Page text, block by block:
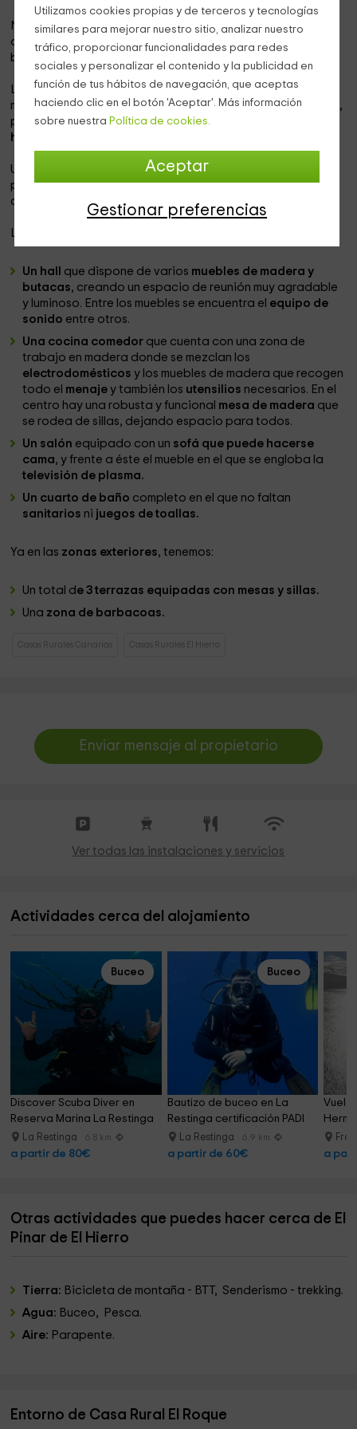
Utilizamos cookies propias y de terceros y tecnologías
similares para mejorar nuestro sitio, analizar nuestro
tráfico, proporcionar funcionalidades para redes
sociales y personalizar el contenido y la publicidad en
función de tus hábitos de navegación, que aceptas
haciendo clic en el botón 'Aceptar'. Más información
sobre nuestra Política de cookies.
Aceptar
Gestionar preferencias
Nuestro alojamiento se encuentra en lazona de Taibique,
que pertenece a la isla de El Hierro
y que te dejará con la
boca abierta con sus impresionantes vistas.
La vivienda estápreparada para 4 personas, aunque
mediante un sofá cama que dejamos a vuestra disposición,
puede ampliarse la capacidadhasta un máximo de 5
huéspedes.
Ubicada en mita de la naturaleza, esta casa de una sola
planta y todeada de naturaleza, cuenta con todas las
comodidades para que os sintáis como en casa.
Las
Un hall que dispone de varios muebles de madera y
butacas, creando un espacio de reunión muy agradable
y luminoso. Entre los muebles se encuentra el equipo de
sonido entre otros.
Una cocina comedor que cuenta con una zona de
trabajo en madera donde se mezclan los
electrodomésticosy los muebles de madera que recogen
todo el menajey también los utensilios necesarios. En el
centro hay una robusta y funcional mesa de madera que
se rodea de sillas, dejando espacio para todos.
Un salón equipado con un sofá que puede hacerse
cama, y frente a éste el mueble en el que se engloba la
televisión de plasma.
Un cuarto de baño completo en el que no faltan
sanitarios ni juegos de toallas.
Ya en las zonas exteriores, tenemos:
Un total d e 3 terrazas equipadas con mesas y sillas.
Una zona de barbacoas.
Casas Rurales Canarias Casas Rurales El Hierro
Enviar mensaje al propietario
Ver todas las instalaciones y servicios
Actividades cerca del alojamiento
Buceo
Discover Scuba Diver en
Reserva Marina La Restinga
La Restinga 6.8 km
a partir de 80€
Buceo
Bautizo de buceo en La
Restinga certificación PADI
La Restinga 6.9 km
a partir de 60€
Vuelo
a
Otras actividades que puedes hacer cerca de El
Pinar de El Hierro
Tierra: Bicicleta de montaña - BTT, Senderismo - trekking.
Agua: Buceo, Pesca.
Aire: Parapente.
Entorno de Casa Rural El Roque